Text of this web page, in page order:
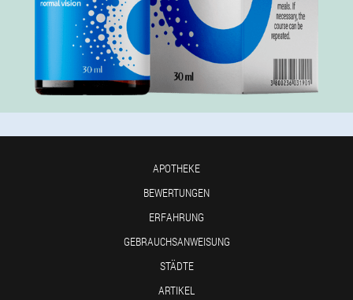
APOTHEKE
BEWERTUNGEN
ERFAHRUNG
GEBRAUCHSANWEISUNG
STÄDTE
ARTIKEL